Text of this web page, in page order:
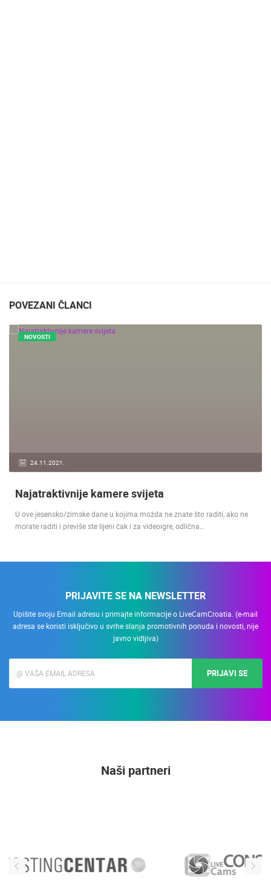
POVEZANI ČLANCI
24.11.2021.
NOVOSTI
Najatraktivnije kamere svijeta
U ove jesensko/zimske dane u kojima možda ne znate što raditi, ako ne
morate raditi i previše ste lijeni čak i za videoigre, odlična…
PRIJAVITE SE NA NEWSLETTER
Upišite svoju Email adresu i primajte informacije o LiveCamCroatia. (e-mail
adresa se koristi isključivo u svrhe slanja promotivnih ponuda i novosti, nije
javno vidljiva)
PRIJAVI SE
Naši partneri